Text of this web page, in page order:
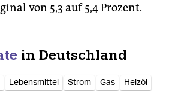
von 5,3 auf 5,4 Prozent.